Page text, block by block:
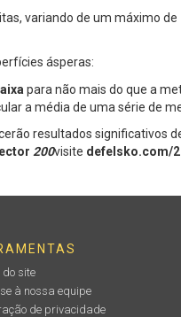
variando de um máximo
ásperas:
para não mais do que a
a média de uma série de
resultados significativos
200visite defelsko.com/
site
à nossa equipe
de privacidade